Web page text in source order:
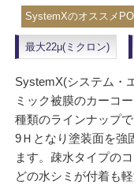
SystemXのオススメ
最大22μ(ミクロン)
SystemX(システム・
ミック被膜のカーコ
種類のラインナップ
9Ｈとなり塗装面を強
ます。疎水タイプの
どの水シミが付着も軽